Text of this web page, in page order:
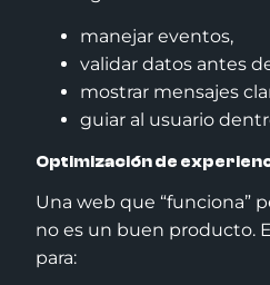
manejar eventos,
validar datos antes
mostrar mensajes
guiar al usuario
Optimización de
Una web que “funciona”
no es un buen producto.
para: